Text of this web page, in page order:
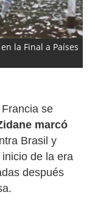
la Final a Países
se
marcó
Brasil y
de la era
después